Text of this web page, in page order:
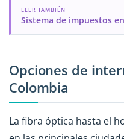
LEER TAMBIÉN
Sistema de impuestos
Opciones de
Colombia
La fibra óptica hasta el